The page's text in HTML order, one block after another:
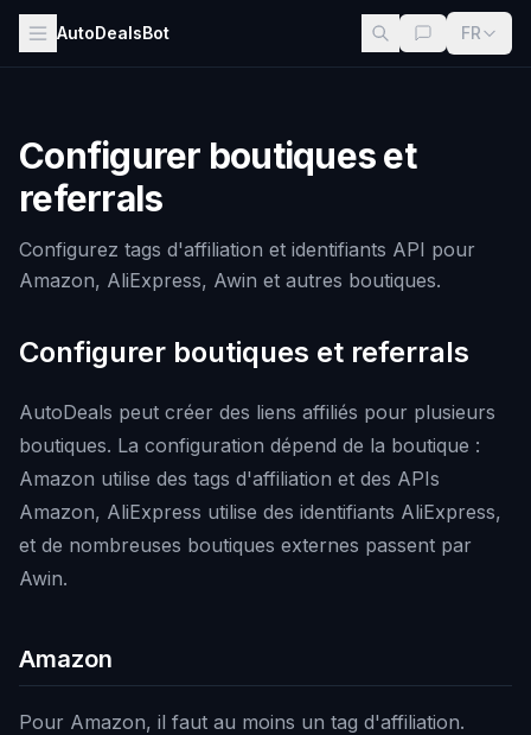
AutoDealsBot FR
Configurer boutiques et
referrals
Configurez tags d'affiliation et identifiants API pour
Amazon, AliExpress, Awin et autres boutiques.
Configurer boutiques et referrals
AutoDeals peut créer des liens affiliés pour plusieurs
boutiques. La configuration dépend de la boutique :
Amazon utilise des tags d'affiliation et des APIs
Amazon, AliExpress utilise des identifiants AliExpress,
et de nombreuses boutiques externes passent par
Awin.
Amazon
Pour Amazon, il faut au moins un tag d'affiliation.